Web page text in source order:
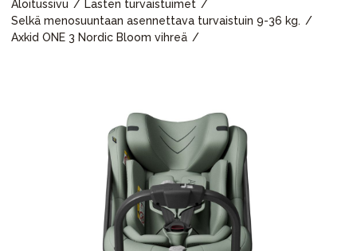
Aloitussivu
Lasten turvaistuimet
Selkä menosuuntaan asennettava turvaistuin 9-36 kg.
Axkid ONE 3 Nordic Bloom vihreä
Lasten turvaistuimet
Vauvan paketti
Äiti & Isä
Huonekalut & vuodevaatteet
Tarvikkeet
Varaosat
Kampanjat